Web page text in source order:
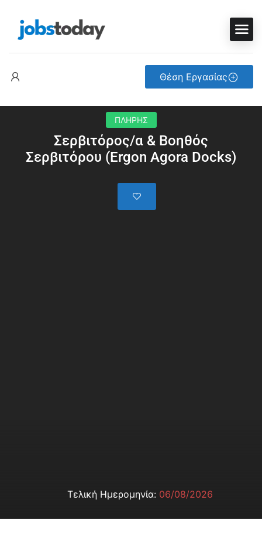
Θέση Εργασίας
ΠΛΗΡΗΣ
Σερβιτόρος/α & Βοηθός
Σερβιτόρου (Ergon Agora Docks)
Τελική Ημερομηνία: 06/08/2026